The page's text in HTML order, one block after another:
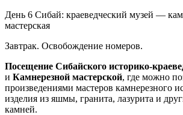
День 6 Сибай: краеведческий музей —
мастерская
Завтрак. Освобождение номеров.
Посещение Сибайского историко-
и Камнерезной мастерской, где можно
произведениями мастеров камнерезного
изделия из яшмы, гранита, лазурита и
камней.